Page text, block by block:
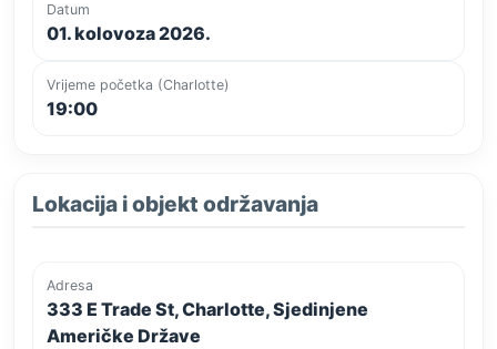
Datum
01. kolovoza 2026.
Vrijeme početka (Charlotte)
19:00
Lokacija i objekt održavanja
Adresa
333 E Trade St, Charlotte, Sjedinjene
Američke Države